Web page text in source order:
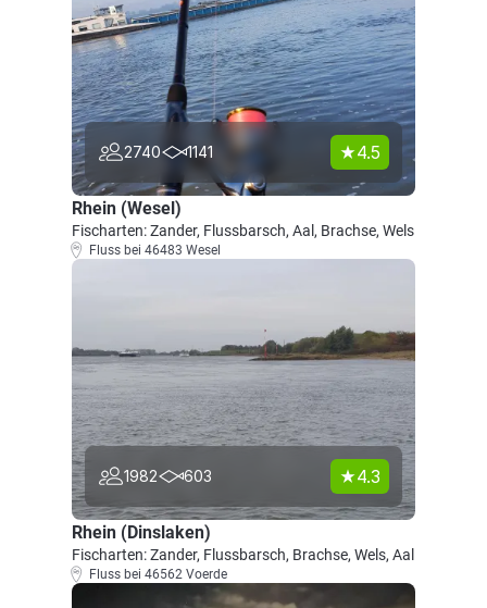
2740 1141 4.5
Rhein (Wesel)
Fischarten: Zander, Flussbarsch, Aal, Brachse, Wels
Fluss bei 46483 Wesel
1982 603 4.3
Rhein (Dinslaken)
Fischarten: Zander, Flussbarsch, Brachse, Wels, Aal
Fluss bei 46562 Voerde